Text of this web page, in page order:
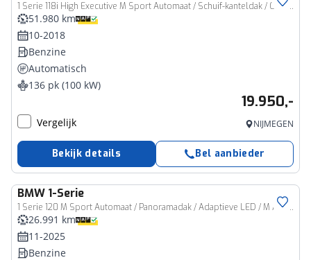
1 Serie 118i High Executive M Sport Automaat / Schuif-kanteldak / Comfort Access / Sportstoelen / Harman-Kardon / LED
51.980 km
10-2018
Benzine
Automatisch
136 pk (100 kW)
19.950,-
Vergelijk NIJMEGEN
Bekijk details Bel aanbieder
BMW 1-Serie
1 Serie 120 M Sport Automaat / Panoramadak / Adaptieve LED / M Adaptief onderstel / Comfort Access / Achteruitrijcamera / Stuurverwarming
26.991 km
11-2025
Benzine